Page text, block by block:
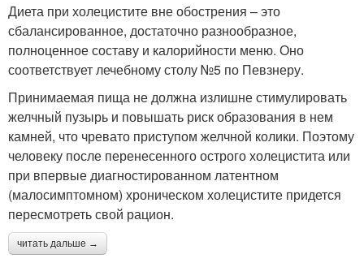
Диета при холецистите вне обострения – это
сбалансированное, достаточно разнообразное,
полноценное составу и калорийности меню. Оно
соответствует лечебному столу №5 по Певзнеру.
Принимаемая пища не должна излишне стимулировать
желчный пузырь и повышать риск образования в нем
камней, что чревато приступом желчной колики. Поэтому
человеку после перенесенного острого холецистита или
при впервые диагностированном латентном
(малосимптомном) хроническом холецистите придется
пересмотреть свой рацион.
читать дальше →